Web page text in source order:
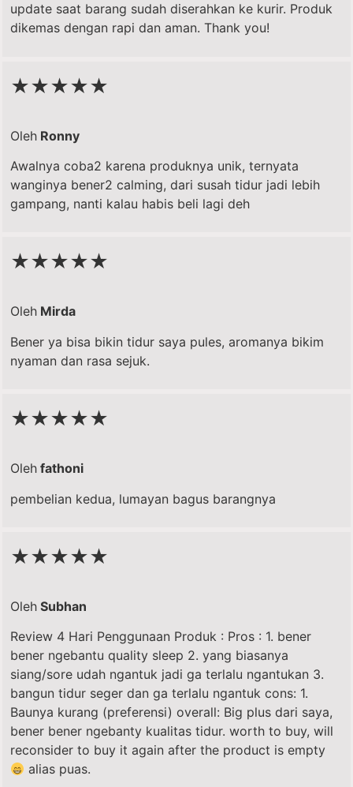
update saat barang sudah diserahkan ke kurir. Produk
dikemas dengan rapi dan aman. Thank you!
★★★★★
Oleh Ronny
Awalnya coba2 karena produknya unik, ternyata
wanginya bener2 calming, dari susah tidur jadi lebih
gampang, nanti kalau habis beli lagi deh
★★★★★
Oleh Mirda
Bener ya bisa bikin tidur saya pules, aromanya bikim
nyaman dan rasa sejuk.
★★★★★
Oleh fathoni
pembelian kedua, lumayan bagus barangnya
★★★★★
Oleh Subhan
Review 4 Hari Penggunaan Produk : Pros : 1. bener
bener ngebantu quality sleep 2. yang biasanya
siang/sore udah ngantuk jadi ga terlalu ngantukan 3.
bangun tidur seger dan ga terlalu ngantuk cons: 1.
Baunya kurang (preferensi) overall: Big plus dari saya,
bener bener ngebanty kualitas tidur. worth to buy, will
reconsider to buy it again after the product is empty
alias puas.